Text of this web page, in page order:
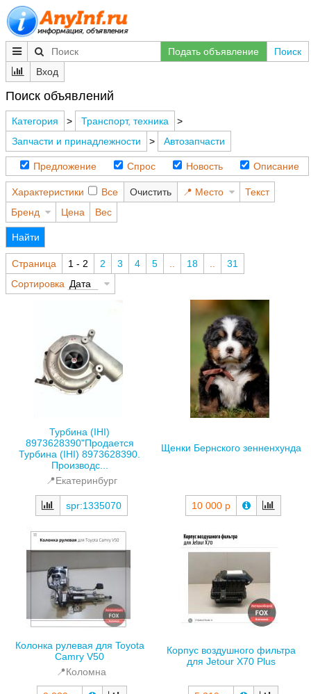
Подать объявление
Поиск
Вход
Поиск объявлений
Категория > Транспорт, техника
>
Запчасти и принадлежности
> Автозапчасти
Предложение Спрос Новость Описание
Характеристики Все Очистить Место
Текст
Бренд
Цена Вес
Найти
Страница 1 - 2 2 3 4 5 18
31
Сортировка Дата
Турбина (IHI)
8973628390"Продается
Турбина (IHI) 8973628390.
Производс...
📍Екатеринбург
spr:1335070
Щенки Бернского зенненхунда
10 000 р
Колонка рулевая для Toyota
Camry V50
📍Коломна
Корпус воздушного фильтра
для Jetour X70 Plus